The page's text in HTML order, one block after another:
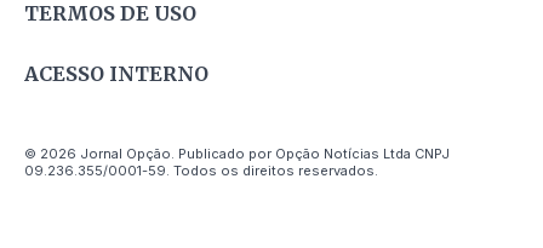
TERMOS DE USO
ACESSO INTERNO
© 2026 Jornal Opção. Publicado por Opção Notícias Ltda CNPJ
09.236.355/0001-59. Todos os direitos reservados.